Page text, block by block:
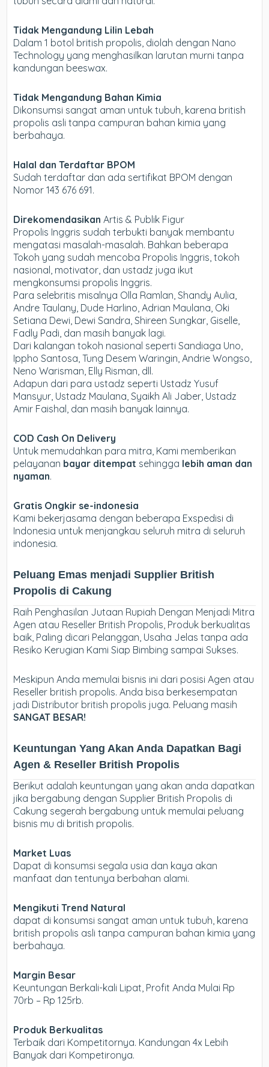
Tidak Mengandung Lilin Lebah
Dalam 1 botol british propolis, diolah dengan Nano
Technology yang menghasilkan larutan murni tanpa
kandungan beeswax.
Tidak Mengandung Bahan Kimia
Dikonsumsi sangat aman untuk tubuh, karena british
propolis asli tanpa campuran bahan kimia yang
berbahaya.
Halal dan Terdaftar BPOM
Sudah terdaftar dan ada sertifikat BPOM dengan
Nomor 143 676 691.
Direkomendasikan Artis & Publik Figur
Propolis Inggris sudah terbukti banyak membantu
mengatasi masalah-masalah. Bahkan beberapa
Tokoh yang sudah mencoba Propolis Inggris, tokoh
nasional, motivator, dan ustadz juga ikut
mengkonsumsi propolis Inggris.
Para selebritis misalnya Olla Ramlan, Shandy Aulia,
Andre Taulany, Dude Harlino, Adrian Maulana, Oki
Setiana Dewi, Dewi Sandra, Shireen Sungkar, Giselle,
Fadly Padi, dan masih banyak lagi.
Dari kalangan tokoh nasional seperti Sandiaga Uno,
Ippho Santosa, Tung Desem Waringin, Andrie Wongso,
Neno Warisman, Elly Risman, dll.
Adapun dari para ustadz seperti Ustadz Yusuf
Mansyur, Ustadz Maulana, Syaikh Ali Jaber, Ustadz
Amir Faishal, dan masih banyak lainnya.
COD Cash On Delivery
Untuk memudahkan para mitra, Kami memberikan
pelayanan bayar ditempat sehingga lebih aman dan
nyaman.
Gratis Ongkir se-indonesia
Kami bekerjasama dengan beberapa Exspedisi di
Indonesia untuk menjangkau seluruh mitra di seluruh
indonesia.
Peluang Emas menjadi Supplier British
Propolis di Cakung
Raih Penghasilan Jutaan Rupiah Dengan Menjadi Mitra
Agen atau Reseller British Propolis, Produk berkualitas
baik, Paling dicari Pelanggan, Usaha Jelas tanpa ada
Resiko Kerugian Kami Siap Bimbing sampai Sukses.
Meskipun Anda memulai bisnis ini dari posisi Agen atau
Reseller british propolis. Anda bisa berkesempatan
jadi Distributor british propolis juga. Peluang masih
SANGAT BESAR!
Keuntungan Yang Akan Anda Dapatkan Bagi
Agen & Reseller British Propolis
Berikut adalah keuntungan yang akan anda dapatkan
jika bergabung dengan Supplier British Propolis di
Cakung segerah bergabung untuk memulai peluang
bisnis mu di british propolis.
Market Luas
Dapat di konsumsi segala usia dan kaya akan
manfaat dan tentunya berbahan alami.
Mengikuti Trend Natural
dapat di konsumsi sangat aman untuk tubuh, karena
british propolis asli tanpa campuran bahan kimia yang
berbahaya.
Margin Besar
Keuntungan Berkali-kali Lipat, Profit Anda Mulai Rp
70rb – Rp 125rb.
Produk Berkualitas
Terbaik dari Kompetitornya. Kandungan 4x Lebih
Banyak dari Kompetironya.